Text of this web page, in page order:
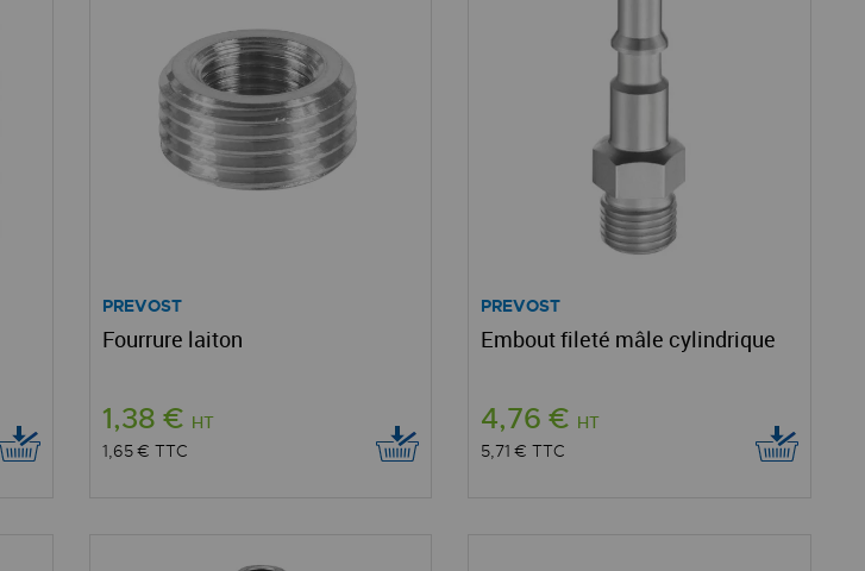
PREVOST
Fourrure laiton
1,38 € HT
1,65 € TTC
PREVOST
Embout fileté mâle cylindrique
4,76 € HT
5,71 €TTC